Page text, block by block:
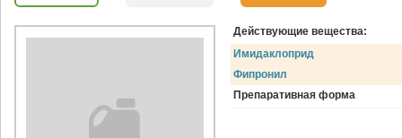
Действующие вещества:
Имидаклоприд
Фипронил
Препаративная форма